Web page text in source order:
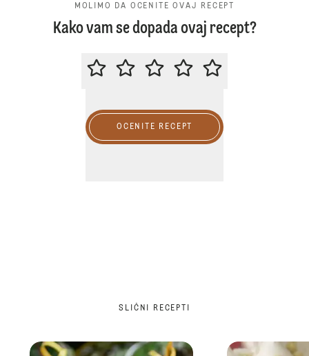
MOLIMO DA OCENITE OVAJ RECEPT
Kako vam se dopada ovaj recept?
MOLIMO DA OCENITE OVAJ
OCENITE RECEPT
SLIČNI RECEPTI